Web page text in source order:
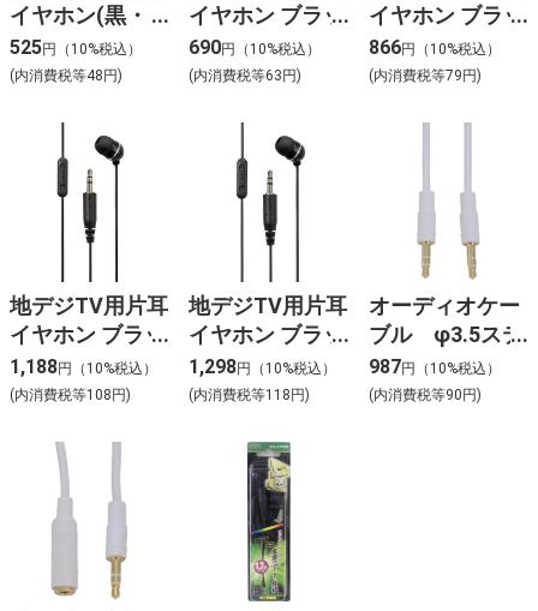
イヤホン(黒・
3.5φL型ミニプ
ラグ)RE-
525円（10%税込）
(内消費税等48円)
イヤホン ブラッ
ク 3m 耳穴ショ
ート型 RE-
690円（10%税込）
(内消費税等63円)
イヤホン ブラッ
ク 5m 耳穴ショ
ート型 RE-
866円（10%税込）
(内消費税等79円)
地デジTV用片耳
イヤホン ブラッ
ク 3m カナル型
ボリューム付
1,188円（10%税込）
(内消費税等108円)
地デジTV用片耳
イヤホン ブラッ
ク 5m カナル型
ボリューム付
1,298円（10%税込）
(内消費税等118円)
オーディオケー
ブル φ3.5ステ
レオミニプラグ
＋φ3.5ステレオ
987円（10%税込）
(内消費税等90円)